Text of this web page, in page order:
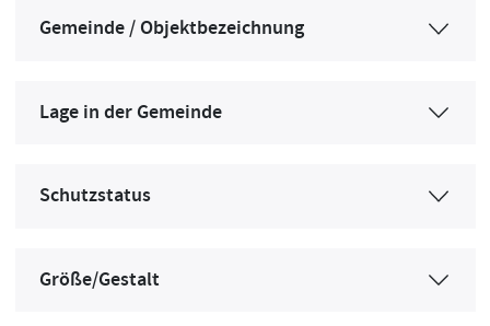
Gemeinde / Objektbezeichnung
Lage in der Gemeinde
Schutzstatus
Größe/Gestalt